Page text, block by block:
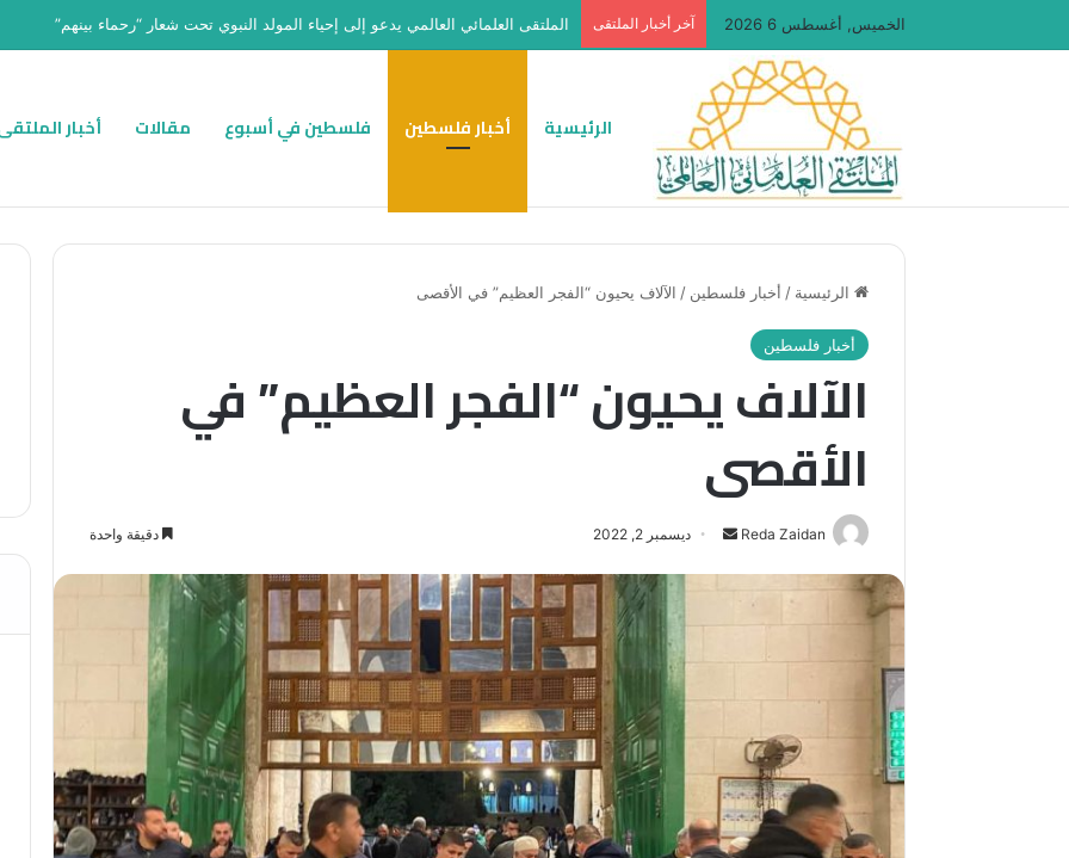
الخميس, أغسطس 6 2026 آخر أخبار الملتقى الملتقى العلمائي العالمي يدعو إلى إحياء المولد النبوي تحت شعار “رحماء بينهم”
الرئيسية أخبار فلسطين فلسطين في أسبوع مقالات أخبار
الرئيسية / أخبار فلسطين / الآلاف يحيون “الفجر العظيم” في الأقصى
أخبار فلسطين
الآلاف يحيون “الفجر العظيم” في
الأقصى
Reda Zaidan
أرسل ديسمبر 2, 2022 دقيقة واحدة